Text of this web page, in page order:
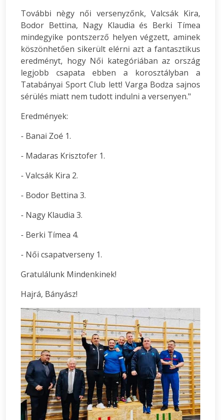
További nègy női versenyzőnk, Valcsák Kira,
Bodor Bettina, Nagy Klaudia és Berki Tímea
mindegyike pontszerző helyen végzett, aminek
köszönhetően sikerült elérni azt a fantasztikus
eredményt, hogy Női kategóriában az ország
legjobb csapata ebben a korosztályban a
Tatabányai Sport Club lett! Varga Bodza sajnos
sérülés miatt nem tudott indulni a versenyen."
Eredmények:
- Banai Zoé 1.
- Madaras Krisztofer 1.
- Valcsák Kira 2.
- Bodor Bettina 3.
- Nagy Klaudia 3.
- Berki Tímea 4.
- Női csapatverseny 1.
Gratulálunk Mindenkinek!
Hajrá, Bányász!